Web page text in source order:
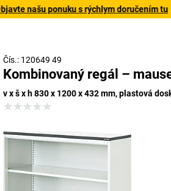
našu ponuku s rýchlym doručením tu
Čís.: 120649 49
Kombinovaný regál –
v x š x h 830 x 1200 x 432 mm, plastová